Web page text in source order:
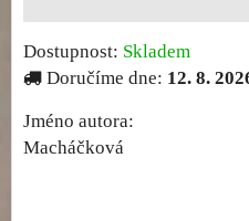
Dostupnost: Skladem
Doručíme dne: 12. 8.
Jméno autora:
Macháčková